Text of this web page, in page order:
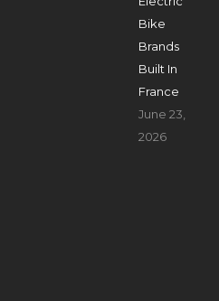
Bike
Brands
Built In
France
June 23,
2026